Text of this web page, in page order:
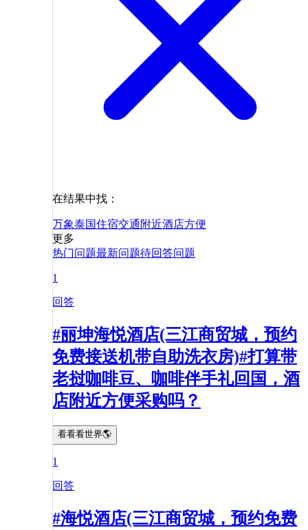
在结果中找：
万象泰国住宿交通 附近酒店方便
更多
热门问题最新问题待回答问题
1
回答
#丽坤海悦酒店(三江商贸城，预约
免费接送机带自助洗衣房)#打算带
老挝咖啡豆、咖啡伴手礼回国，酒
店附近方便采购吗？
看看看世界🌎
1
回答
#海悦酒店(三江商贸城，预约免费